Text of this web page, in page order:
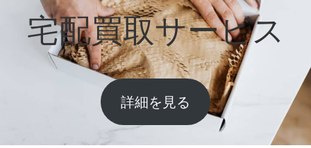
宅配買取サービス
詳細を見る